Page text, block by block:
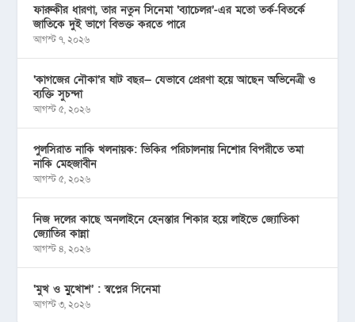
ফারুকীর ধারণা, তার নতুন সিনেমা ‘ব্যাচেলর’-এর মতো তর্ক-বিতর্কে
জাতিকে দুই ভাগে বিভক্ত করতে পারে
আগস্ট ৭, ২০২৬
‘কাগজের নৌকা’র ষাট বছর— যেভাবে প্রেরণা হয়ে আছেন অভিনেত্রী ও
ব্যক্তি সুচন্দা
আগস্ট ৫, ২০২৬
পুলসিরাত নাকি খলনায়ক: ভিকির পরিচালনায় নিশোর বিপরীতে তমা
নাকি মেহজাবীন
আগস্ট ৫, ২০২৬
নিজ দলের কাছে অনলাইনে হেনস্তার শিকার হয়ে লাইভে জ্যোতিকা
জ্যোতির কান্না
আগস্ট ৪, ২০২৬
‘মুখ ও মু্খোশ’ : স্বপ্নের সিনেমা
আগস্ট ৩, ২০২৬